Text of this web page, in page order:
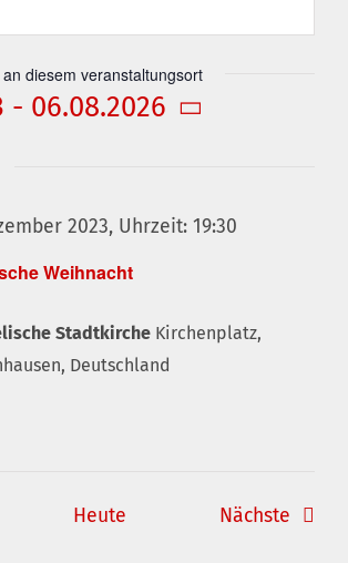
diesem veranstaltungsort
- 06.08.2026
Weihnacht
2023, Uhrzeit: 19:30
Stadtkirche Kirchenplatz,
Deutschland
Heute Nächste